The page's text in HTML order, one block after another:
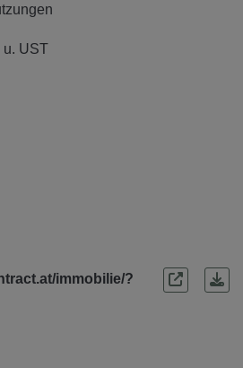
u. UST
immobilie/?